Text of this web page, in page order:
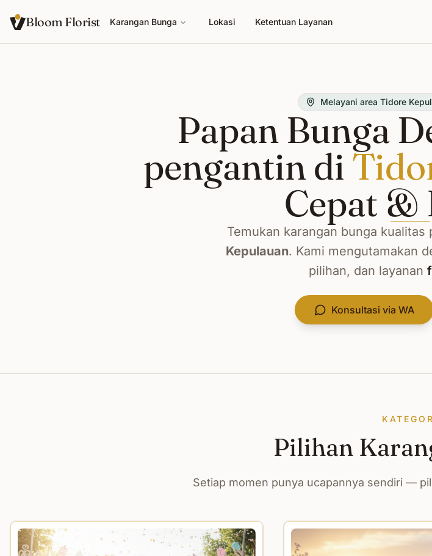
Bloom Florist Karangan Bunga Lokasi Ketentuan Layanan
Melayani area Tidore
Papan Bunga
pengantin di
Cepat &
Temukan karangan bunga
Kepulauan. Kami mengutamakan
pilihan, dan layanan
Konsultasi via WA
Pilihan
Setiap momen punya ucapannya sendiri —